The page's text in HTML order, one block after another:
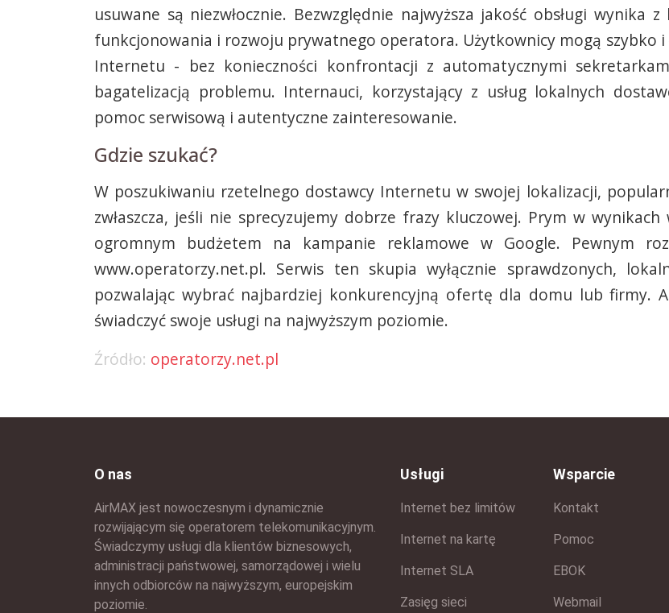
usuwane są niezwłocznie. Bezwzględnie najwyższa jakość obsługi wynika
funkcjonowania i rozwoju prywatnego operatora. Użytkownicy mogą szybko
Internetu - bez konieczności konfrontacji z automatycznymi
bagatelizacją problemu. Internauci, korzystający z usług lokalnych
pomoc serwisową i autentyczne zainteresowanie.
Gdzie szukać?
W poszukiwaniu rzetelnego dostawcy Internetu w swojej lokalizacji,
zwłaszcza, jeśli nie sprecyzujemy dobrze frazy kluczowej. Prym w
ogromnym budżetem na kampanie reklamowe w Google. Pewnym
www.operatorzy.net.pl. Serwis ten skupia wyłącznie sprawdzonych,
pozwalając wybrać najbardziej konkurencyjną ofertę dla domu lub firmy.
świadczyć swoje usługi na najwyższym poziomie.
Źródło: operatorzy.net.pl
O nas
AirMAX jest nowoczesnym i dynamicznie
rozwijającym się operatorem telekomunikacyjnym.
Świadczymy usługi dla klientów biznesowych,
administracji państwowej, samorządowej i wielu
innych odbiorców na najwyższym, europejskim
poziomie.
Usługi
Internet bez limitów
Internet na kartę
Internet SLA
Zasięg sieci
Wsparcie
Kontakt
Pomoc
EBOK
Webmail